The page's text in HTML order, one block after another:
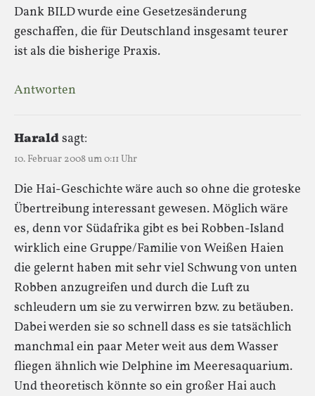
Dank BILD wurde eine Gesetzesänderung
geschaffen, die für Deutschland insgesamt teurer
ist als die bisherige Praxis.
Antworten
Haraldsagt:
10. Februar 2008 um 0:11 Uhr
Die Hai-Geschichte wäre auch so ohne die groteske
Übertreibung interessant gewesen. Möglich wäre
es, denn vor Südafrika gibt es bei Robben-Island
wirklich eine Gruppe/Familie von Weißen Haien
die gelernt haben mit sehr viel Schwung von unten
Robben anzugreifen und durch die Luft zu
schleudern um sie zu verwirren bzw. zu betäuben.
Dabei werden sie so schnell dass es sie tatsächlich
manchmal ein paar Meter weit aus dem Wasser
fliegen ähnlich wie Delphine im Meeresaquarium.
Und theoretisch könnte so ein großer Hai auch